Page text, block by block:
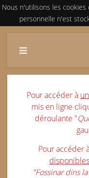
Nous n'utilisons les
personnelle n'est
Pour accéder à
mis en ligne
déroulante "
Pour accéder
disponibles
"Fossinar dins